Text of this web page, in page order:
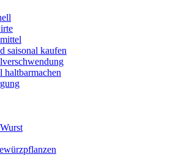
saisonal kaufen
haltbarmachen